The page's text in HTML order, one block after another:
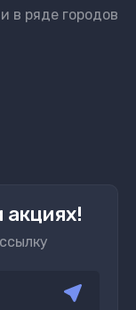
в ряде городов
акциях!